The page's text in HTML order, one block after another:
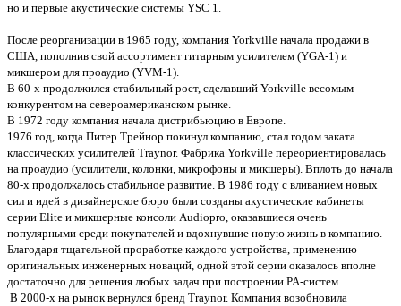
но и первые акустические системы YSC 1.
После реорганизации в 1965 году, компания Yorkville начала продажи в
США, пополнив свой ассортимент гитарным усилителем (YGA-1) и
микшером для проаудио (YVM-1).
В 60-х продолжился стабильный рост, сделавший Yorkville весомым
конкурентом на североамериканском рынке.
В 1972 году компания начала дистрибьюцию в Европе.
1976 год, когда Питер Трейнор покинул компанию, стал годом заката
классических усилителей Traynor. Фабрика Yorkville переориентировалась
на проаудио (усилители, колонки, микрофоны и микшеры). Вплоть до начала
80-х продолжалось стабильное развитие. В 1986 году с вливанием новых
сил и идей в дизайнерское бюро были созданы акустические кабинеты
серии Elite и микшерные консоли Audiopro, оказавшиеся очень
популярными среди покупателей и вдохнувшие новую жизнь в компанию.
Благодаря тщательной проработке каждого устройства, применению
оригинальных инженерных новаций, одной этой серии оказалось вполне
достаточно для решения любых задач при построении PA-систем.
В 2000-х на рынок вернулся бренд Traynor. Компания возобновила